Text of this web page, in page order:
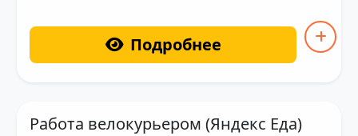
Подробнее
Работа велокурьером (Яндекс Еда)